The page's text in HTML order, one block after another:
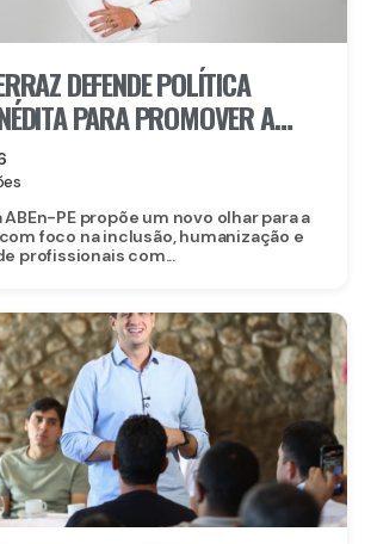
DEFENDE POLÍTICA
PARA PROMOVER A
ENFERMEIROS PCDS E
PERNAMBUCO
PE propõe um novo olhar para a
foco na inclusão, humanização e
profissionais com...